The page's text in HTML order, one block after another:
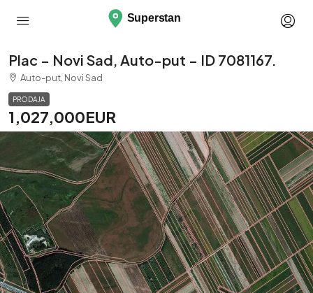
Plac – Novi Sad, Auto-put – ID 7081167.
Auto-put, Novi Sad
PRODAJA
1,027,000EUR